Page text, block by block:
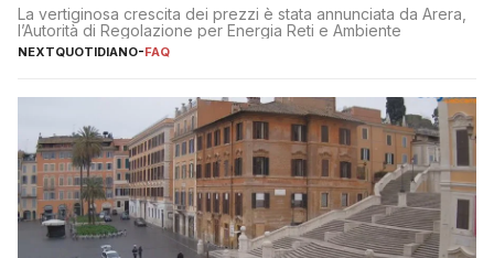
La vertiginosa crescita dei prezzi è stata annunciata da Arera,
l’Autorità di Regolazione per Energia Reti e Ambiente
NEXTQUOTIDIANO-FAQ